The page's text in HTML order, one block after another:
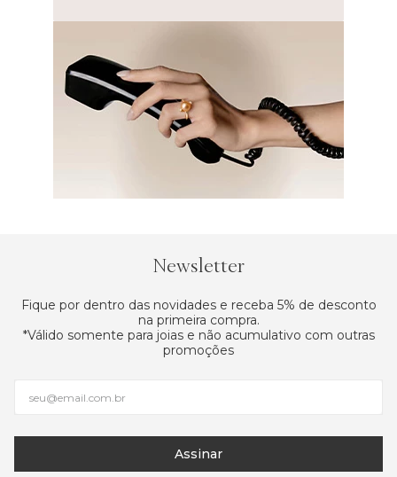
Newsletter
Fique por dentro das novidades e receba 5% de desconto
na primeira compra.
*Válido somente para joias e não acumulativo com outras
promoções
Assinar